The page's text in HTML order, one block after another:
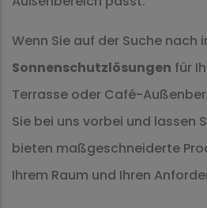
Wenn Sie auf der Suche nach
Sonnenschutzlösungen für
Terrasse oder Café-
Sie bei uns vorbei und lassen
bieten maßgeschneiderte
Ihrem Raum und Ihren